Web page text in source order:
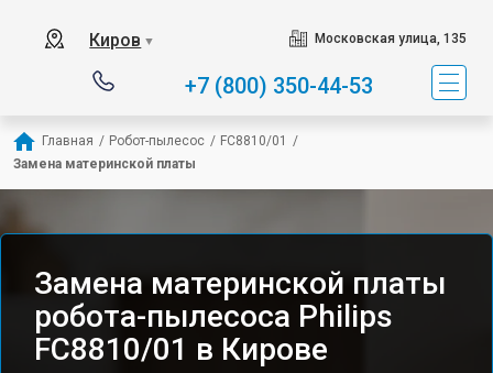
Киров ▼ Московская улица, 135
+7 (800) 350-44-53
Главная / Робот-пылесос / FC8810/01
/
Замена материнской платы
Замена материнской платы
робота-пылесоса Philips
FC8810/01 в Кирове